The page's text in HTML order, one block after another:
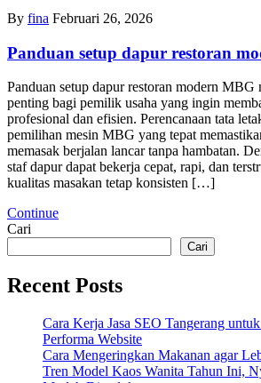
By fina Februari 26, 2026
Panduan setup dapur restoran
Panduan setup dapur restoran modern MBG
penting bagi pemilik usaha yang ingin
profesional dan efisien. Perencanaan tata
pemilihan mesin MBG yang tepat
memasak berjalan lancar tanpa hambatan.
staf dapur dapat bekerja cepat, rapi, dan
kualitas masakan tetap konsisten […]
Continue
Cari
Cari
Recent Posts
Cara Kerja Jasa SEO Tangerang
Performa Website
Cara Mengeringkan Makanan agar
Tren Model Kaos Wanita Tahun Ini,